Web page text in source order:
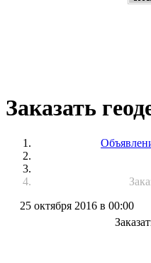
Заказать
25 октября 2016 в 00:00